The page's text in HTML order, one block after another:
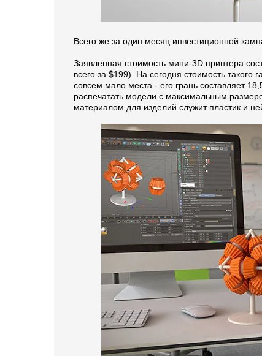
Всего же за один месяц инвестиционной
Заявленная стоимость мини-3D принтера
всего за $199). На сегодня стоимость
совсем мало места - его грань составляет
распечатать модели с максимальным
материалом для изделий служит пластик и